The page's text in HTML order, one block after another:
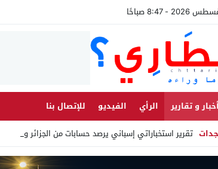
أخبار و تقارير الرأي الفيديو
للإتصال بنا
تقرير استخباراتي إسباني يرصد حسابات من الجزائر وأرقاما بـ”_
Stop